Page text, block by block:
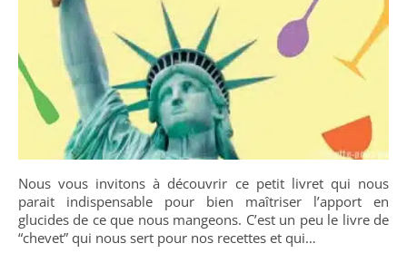
Nous vous invitons à découvrir ce petit livret qui nous
parait indispensable pour bien maîtriser l’apport en
glucides de ce que nous mangeons. C’est un peu le livre de
“chevet” qui nous sert pour nos recettes et qui…